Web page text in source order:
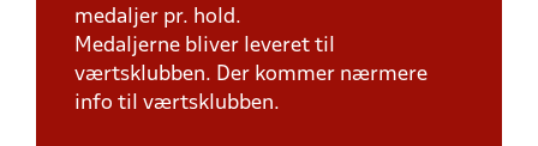
medaljer pr. hold.
Medaljerne bliver leveret til
værtsklubben. Der kommer nærmere
info til værtsklubben.